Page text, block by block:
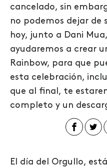
cancelado, sin
no podemos dejar de
hoy, junto a Dani Mua,
ayudaremos a crear
Rainbow, para que
esta celebración,
que al final, te
completo y un
El día del Orgullo,